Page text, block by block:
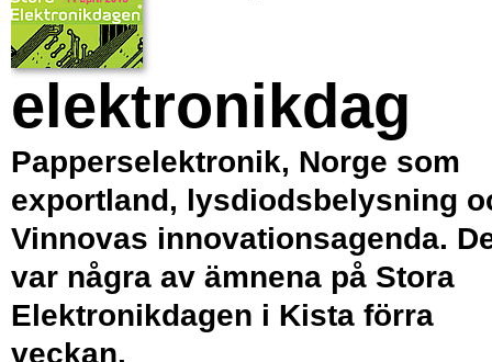
elektronikdag
Papperselektronik, Norge som
exportland, lysdiodsbelysning
Vinnovas innovationsagenda.
var några av ämnena på Stora
Elektronikdagen i Kista förra
veckan.